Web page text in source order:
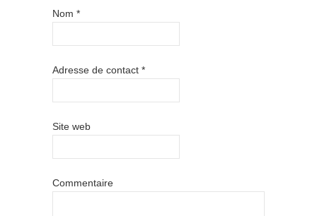
Nom *
Adresse de contact *
Site web
Commentaire